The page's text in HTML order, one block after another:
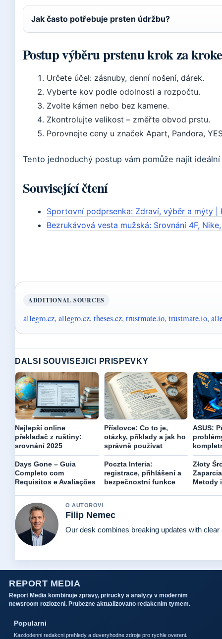
Jak často potřebuje prsten údržbu?
Postup výběru prstenu krok za
Určete účel: zásnuby, denní nošení, dárek.
Vyberte kov podle odolnosti a rozpočtu.
Zvolte kámen nebo bez kamene.
Zkontrolujte velikost – změřte obvod prstu.
Porovnejte ceny u značek Apart, Pandora,
Tento jednoduchý postup vám pomůže najít
Související čtení
Sportovní podprsenka: Zdraví, výběr a mýty |
Bezrukávová vesta mužská: Srovnání 4F,
ADDITIONAL SOURCES
allegro.cz, allegro.cz, theses.cz, trustmate.io, trustmate.io,
DALSI SOUVISEJICI PRISPEVKY
Nejlepší online
překladač z ruštiny:
srovnání 2025
Příslovce: Co to je,
otázky, příklady a jak ho
správně používat
ASUS:
Days Gone – Guia
Completo com
Requisitos e Avaliações
Poczta Interia:
registrace, přihlášení a
bezpečnostní funkce
Złoty
Metody
O AUTOROVI
Filip Nemec
Our desk combines breaking updates with
REPORT MEDIA
Report Media kombinuje zpravy, prirucky a analyzy v modernim
newsroom rozlozeni. Prubezne aktualizovano redakcnim tymem.
Popularni
Kazdodenni redakcni prehledy a duveryhodne zdroje pro rychle overeni.